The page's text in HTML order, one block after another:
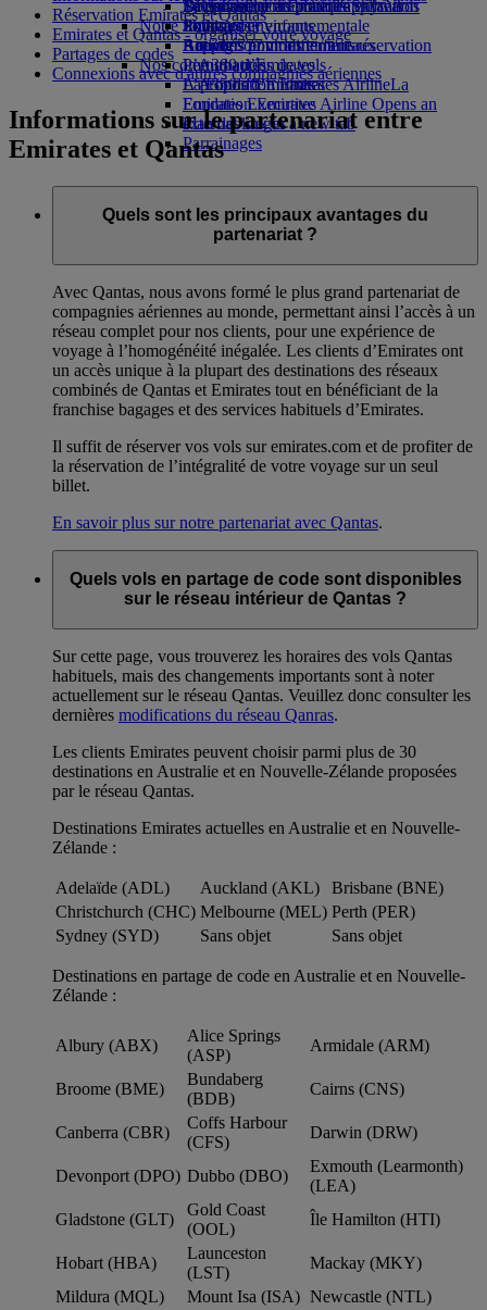
Boissons
Notre flotte
Boeing 777
L’A380 d’Emirates
L’A350 d’Emirates
Emirates Executive
Plan des sièges
Divertissements pour les enfants
Jouets pour enfants
Activités pour les enfants
La durabilité en pratique
Politique environnementale
Rapports environnementaux
Nos communautés
La Fondation Emirates AirlineLa
Fondation Emirates Airline Opens an
external link in a new tab
Parrainages
Se connecter à Emirates Skywards
Skywards+
Téléphone portable et l'application
Emirates
Annuler ou modifier une réservation
Perturbations de vols
À propos d’Emirates
Réservation Emirates et Qantas
Emirates et Qantas - organiser votre voyage
Partages de codes
Connexions avec d'autres compagnies aériennes
Informations sur le partenariat entre
Emirates et Qantas
Quels sont les principaux avantages du
partenariat ?
Avec Qantas, nous avons formé le plus grand partenariat de
compagnies aériennes au monde, permettant ainsi l’accès à un
réseau complet pour nos clients, pour une expérience de
voyage à l’homogénéité inégalée. Les clients d’Emirates ont
un accès unique à la plupart des destinations des réseaux
combinés de Qantas et Emirates tout en bénéficiant de la
franchise bagages et des services habituels d’Emirates.
Il suffit de réserver vos vols sur emirates.com et de profiter de
la réservation de l’intégralité de votre voyage sur un seul
billet.
En savoir plus sur notre partenariat avec Qantas.
Quels vols en partage de code sont disponibles
sur le réseau intérieur de Qantas ?
Sur cette page, vous trouverez les horaires des vols Qantas
habituels, mais des changements importants sont à noter
actuellement sur le réseau Qantas. Veuillez donc consulter les
dernières modifications du réseau Qanras.
Les clients Emirates peuvent choisir parmi plus de 30
destinations en Australie et en Nouvelle-Zélande proposées
par le réseau Qantas.
Destinations Emirates actuelles en Australie et en Nouvelle-
Zélande :
Adelaïde (ADL) Auckland (AKL)
Brisbane (BNE)
Christchurch (CHC) Melbourne (MEL) Perth (PER)
Sydney (SYD)
Sans objet Sans objet
Destinations en partage de code en Australie et en Nouvelle-
Zélande :
Albury (ABX)
Alice Springs
(ASP)
Armidale (ARM)
Broome (BME)
Bundaberg
(BDB)
Cairns (CNS)
Canberra (CBR)
Coffs Harbour
(CFS)
Darwin (DRW)
Devonport (DPO) Dubbo (DBO)
Exmouth (Learmonth)
(LEA)
Gladstone (GLT)
Gold Coast
(OOL)
Île Hamilton (HTI)
Hobart (HBA)
Launceston
(LST)
Mackay (MKY)
Mildura (MQL)
Mount Isa (ISA) Newcastle (NTL)